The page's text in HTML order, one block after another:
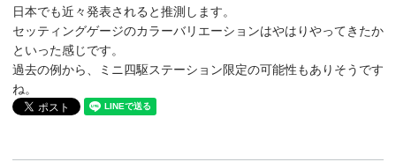
日本でも近々発表されると推測します。
セッティングゲージのカラーバリエーションはやはりやってきたか
といった感じです。
過去の例から、ミニ四駆ステーション限定の可能性もありそうです
ね。